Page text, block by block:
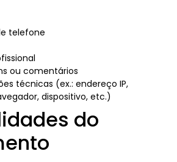
telefone
ou comentários
técnicas (ex.: endereço IP,
dispositivo, etc.)
do